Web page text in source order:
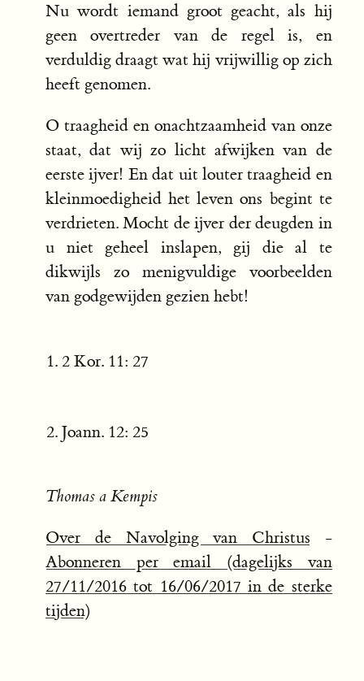
Nu wordt iemand groot geacht, als hij
geen overtreder van de regel is, en
verduldig draagt wat hij vrijwillig op zich
heeft genomen.
O traagheid en onachtzaamheid van onze
staat, dat wij zo licht afwijken van de
eerste ijver! En dat uit louter traagheid en
kleinmoedigheid het leven ons begint te
verdrieten. Mocht de ijver der deugden in
u niet geheel inslapen, gij die al te
dikwijls zo menigvuldige voorbeelden
van godgewijden gezien hebt!
2 Kor. 11: 27
Joann. 12: 25
Thomas a Kempis
Over de Navolging van Christus -
Abonneren per email (dagelijks van
27/11/2016 tot 16/06/2017 in de sterke
tijden)